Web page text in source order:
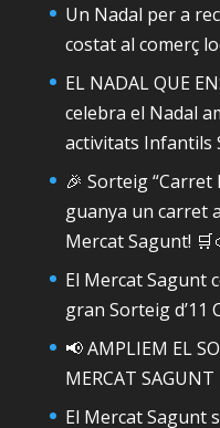
Un Nadal per a
costat al comerç
EL NADAL QUE
celebra el Nadal
activitats Infantils
🎉 Sorteig “Carret
guanya un carret
Mercat Sagunt!
El Mercat Sagunt
gran Sorteig d’11
📢 AMPLIEM EL
MERCAT SAGUNT
El Mercat Sagunt